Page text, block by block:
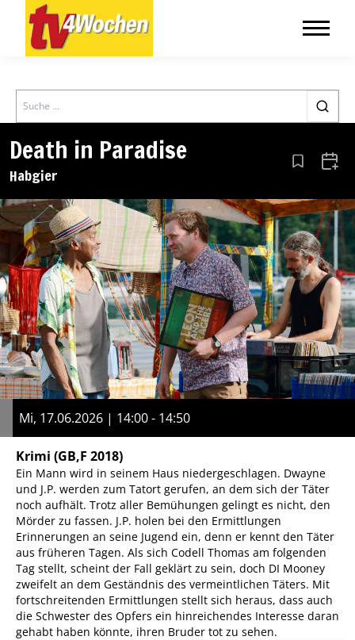
Search
Death in Paradise
Habgier Aus den
Mi, 17.06.2026 | 14:00 - 14:50
Krimi (GB,F 2018)
Ein Mann wird in seinem Haus niedergeschlagen. Dwayne
und J.P. werden zum Tatort gerufen, an dem sich der Täter
noch aufhält. Trotz aller Bemühungen gelingt es nicht, den
Mörder zu fassen. J.P. holen bei den Ermittlungen
Erinnerungen an seine Jugend ein, denn er kennt den Täter
aus früheren Tagen. Als sich Codell Thomas am folgenden
Tag stellt, scheint der Fall geklärt zu sein, doch DI Mooney
zweifelt an dem Geständnis des vermeintlichen Täters. Mit
fortschreitenden Ermittlungen stellt sich heraus, dass auch
die Schwester des Opfers ein hinreichendes Interesse daran
gehabt haben könnte, ihren Bruder tot zu sehen.